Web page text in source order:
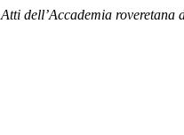
Atti dell’Accademia roveretana